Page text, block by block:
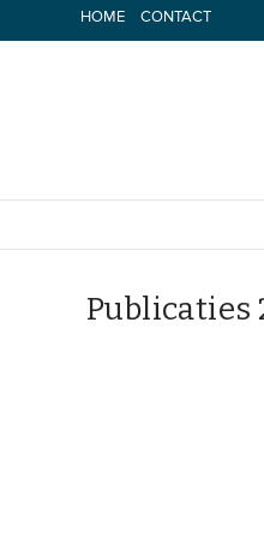
naar
HOME CONTACT
Publicaties